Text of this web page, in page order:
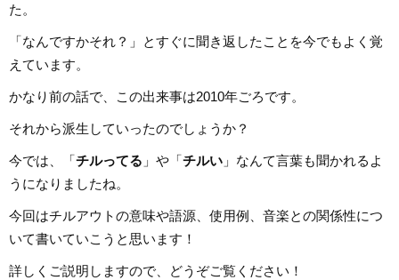
た。
「なんですかそれ？」とすぐに聞き返したことを今でもよく覚
えています。
かなり前の話で、この出来事は2010年ごろです。
それから派生していったのでしょうか？
今では、「チルってる 」や「チルい 」なんて言葉も聞かれるよ
うになりましたね。
今回はチルアウトの意味や語源、使用例、音楽との関係性につ
いて書いていこうと思います！
詳しくご説明しますので、どうぞご覧ください！